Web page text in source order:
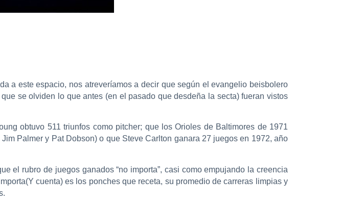
a este espacio, nos atreveríamos a decir que según el evangelio beisbolero
se olviden lo que antes (en el pasado que desdeña la secta) fueran vistos
obtuvo 511 triunfos como pitcher; que los Orioles de Baltimores de 1971
Palmer y Pat Dobson) o que Steve Carlton ganara 27 juegos en 1972, año
el rubro de juegos ganados “no importa”, casi como empujando la creencia
cuenta) es los ponches que receta, su promedio de carreras limpias y